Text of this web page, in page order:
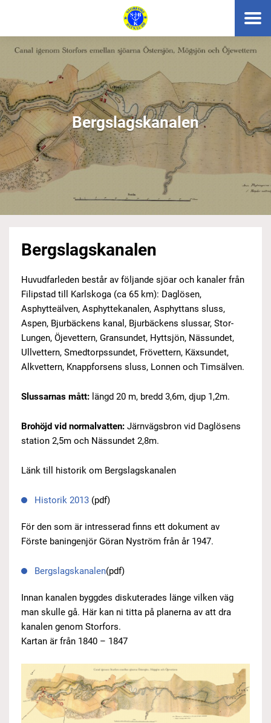
Bergslagskanalen
Bergslagskanalen
Huvudfarleden består av följande sjöar och kanaler från
Filipstad till Karlskoga (ca 65 km): Daglösen,
Asphytteälven, Asphyttekanalen, Asphyttans sluss,
Aspen, Bjurbäckens kanal, Bjurbäckens slussar, Stor-
Lungen, Öjevettern, Gransundet, Hyttsjön, Nässundet,
Ullvettern, Smedtorpssundet, Frövettern, Käxsundet,
Alkvettern, Knappforsens sluss, Lonnen och Timsälven.
Slussarnas mått: längd 20 m, bredd 3,6m, djup 1,2m.
Brohöjd vid normalvatten: Järnvägsbron vid Daglösens
station 2,5m och Nässundet 2,8m.
Länk till historik om Bergslagskanalen
Historik 2013 (pdf)
För den som är intresserad finns ett dokument av
Förste baningenjör Göran Nyström från år 1947.
Bergslagskanalen(pdf)
Innan kanalen byggdes diskuterades länge vilken väg
man skulle gå. Här kan ni titta på planerna av att dra
kanalen genom Storfors.
Kartan är från 1840 – 1847